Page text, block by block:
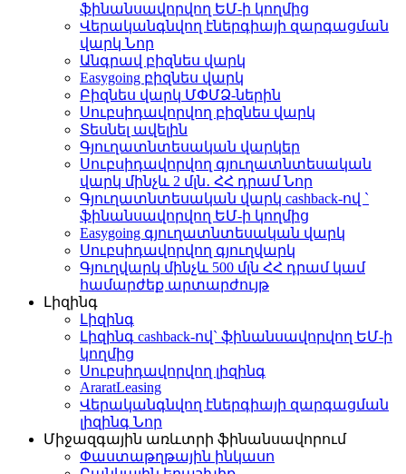
ֆինանսավորվող ԵՄ-ի կողմից
Վերականգնվող էներգիայի զարգացման
վարկ Նոր
Անգրավ բիզնես վարկ
Easygoing բիզնես վարկ
Բիզնես վարկ ՄՓՄՁ-ներին
Սուբսիդավորվող բիզնես վարկ
Տեսնել ավելին
Գյուղատնտեսական վարկեր
Սուբսիդավորվող գյուղատնտեսական
վարկ մինչև 2 մլն․ ՀՀ դրամՆոր
Գյուղատնտեսական վարկ cashback-ով `
ֆինանսավորվող ԵՄ-ի կողմից
Easygoing գյուղատնտեսական վարկ
Սուբսիդավորվող գյուղվարկ
Գյուղվարկ մինչև 500 մլն ՀՀ դրամ կամ
համարժեք արտարժույթ
Լիզինգ
Լիզինգ
Լիզինգ cashback-ով` ֆինանսավորվող ԵՄ-ի
կողմից
Սուբսիդավորվող լիզինգ
AraratLeasing
Վերականգնվող էներգիայի զարգացման
լիզինգ Նոր
Միջազգային առևտրի ֆինանսավորում
Փաստաթղթային ինկասո